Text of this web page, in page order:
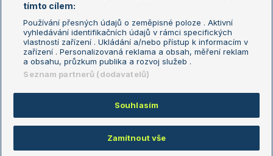
Podmínky užití
Nastavení soukromí
GDPR a žurnalistika
Reklama
Kontakt
Informace o zpracování osobních
údajů
Copyright © 2008-2026 TenisPortal.cz. Využíváme zpravodajství ČTK.
tímto cílem:
Používání přesných údajů o zeměpisné poloze . Aktivní
vyhledávání identifikačních údajů v rámci specifických
vlastností zařízení . Ukládání a/nebo přístup k informacím v
zařízení . Personalizovaná reklama a obsah, měření reklam
a obsahu, průzkum publika a rozvoj služeb .
Seznam partnerů (dodavatelů)
Souhlasím
Zamítnout vše